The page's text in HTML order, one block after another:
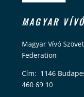
MAGYAR
Magyar Vívó
Federation
Cím: 1146
460 69 10